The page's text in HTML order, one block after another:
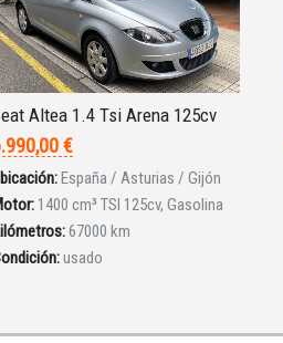
Altea 1.4 Tsi Arena 125cv
€
España / Asturias / Gijón
1400 cm³ TSI 125cv, Gasolina
67000 km
usado